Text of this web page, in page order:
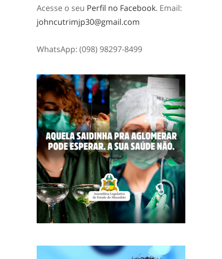
Acesse o seu Perfil no Facebook. Email:
johncutrimjp30@gmail.com
WhatsApp: (098) 98297-8499